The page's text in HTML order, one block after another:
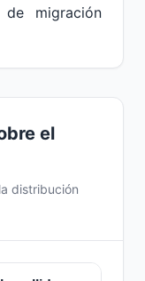
migración
el
distribución